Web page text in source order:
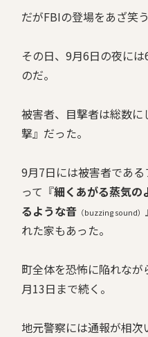
だがFBIの登場をあざ笑
その日、9月6日の夜に
のだ。
被害者、目撃者は総数
撃』だった。
9月7日には被害者であ
って『細くあがる蒸気の
るような音 （buzzing sound）
れた家もあった。
町全体を恐怖に陥れな
月13日まで続く。
地元警察には通報が相